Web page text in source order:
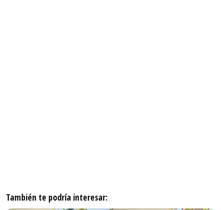
También te podría interesar: